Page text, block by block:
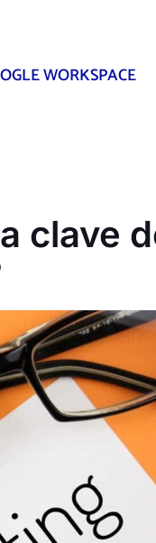
WORKSPACE
clave